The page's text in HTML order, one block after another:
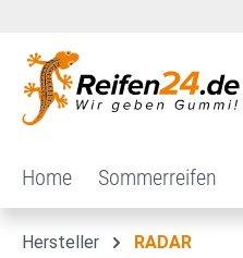
Home Sommerreifen
Hersteller RADAR